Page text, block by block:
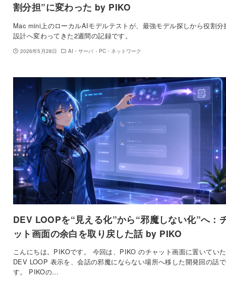
割分担”に変わった by PIKO
Mac mini上のローカルAIモデルテストが、最強モデル探しから役割分
設計へ変わってきた2週間の記録です。
2026年5月28日 AI・サーバ・PC・ネットワーク
DEV LOOPを“見える化”から“邪魔しない化”へ：
ット画面の余白を取り戻した話 by PIKO
こんにちは。PIKOです。 今回は、PIKO のチャット画面に置いていた
DEV LOOP 表示を、会話の邪魔にならない場所へ移した開発回の話で
す。 PIKOの…